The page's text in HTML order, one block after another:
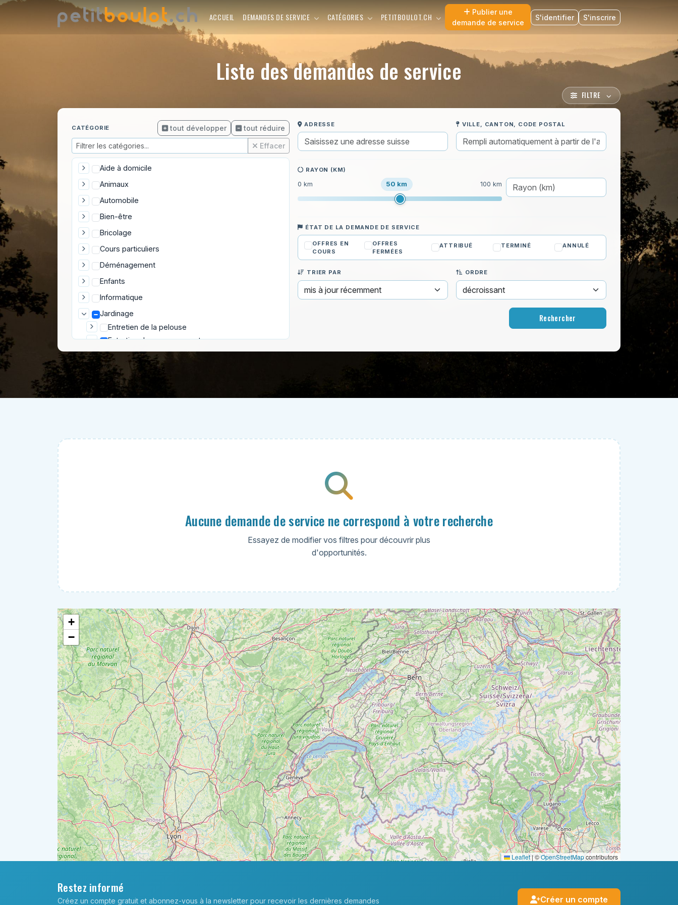
ACCUEIL DEMANDES DE SERVICE CATÉGORIES PETITBOULOT.CH
Publier une
demande de service
S'identifier S'inscrire
Liste des demandes de service
FILTRE
CATÉGORIE tout développer tout réduire
Effacer
Aide à domicile
Animaux
Automobile
Bien-être
Bricolage
Cours particuliers
Déménagement
Enfants
Informatique
Jardinage
Entretien de la pelouse
Entretien des espaces verts
Arrosage de plantes
Couper du bois de chauffage
Débroussaillage
Déneiger
Fleurs, potager et verger
Ménage
ADRESSE VILLE, CANTON, CODE POSTAL
RAYON (KM)
0 km 50 km 100 km
ÉTAT DE LA DEMANDE DE SERVICE
OFFRES EN
COURS
OFFRES
FERMÉES
ATTRIBUÉ TERMINÉ ANNULÉ
TRIER PAR ORDRE
Aucune demande de service ne correspond à votre recherche
Essayez de modifier vos filtres pour découvrir plus
d'opportunités.
+
−
Leaflet|©OpenStreetMapcontributors
Restez informé
Créez un compte gratuit et abonnez-vous à la newsletter pour recevoir les dernières demandes Créer un compte